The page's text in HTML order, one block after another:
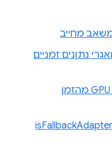
מחייב
נתונים זמניים
דוח ארכיטקטורה של יחידות GPU מהזמן
הוצאה משימוש של המאפיין isFallbackAdapter